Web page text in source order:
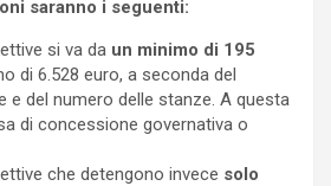
saranno i seguenti:
si va da un minimo di 195
di 6.528 euro, a seconda del
e del numero delle stanze. A questa
di concessione governativa o
che detengono invece solo